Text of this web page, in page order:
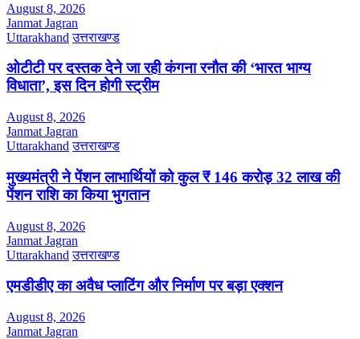
August 8, 2026
Janmat Jagran
Uttarakhand उत्तराखण्ड
ओटीटी पर दस्तक देने जा रही कंगना रनौत की ‘भारत भाग्य
विधाता’, इस दिन होगी स्ट्रीम
August 8, 2026
Janmat Jagran
Uttarakhand उत्तराखण्ड
मुख्यमंत्री ने पेंशन लाभार्थियों को कुल ₹ 146 करोड़ 32 लाख की
पेंशन राशि का किया भुगतान
August 8, 2026
Janmat Jagran
Uttarakhand उत्तराखण्ड
एमडीडीए का अवैध प्लाटिंग और निर्माण पर बड़ा एक्शन
August 8, 2026
Janmat Jagran